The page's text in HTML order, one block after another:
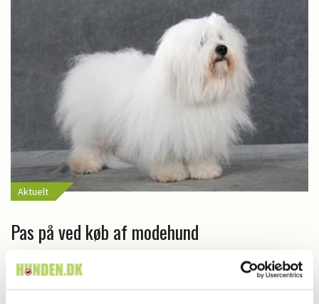
Aktuelt
Pas på ved køb af modehund